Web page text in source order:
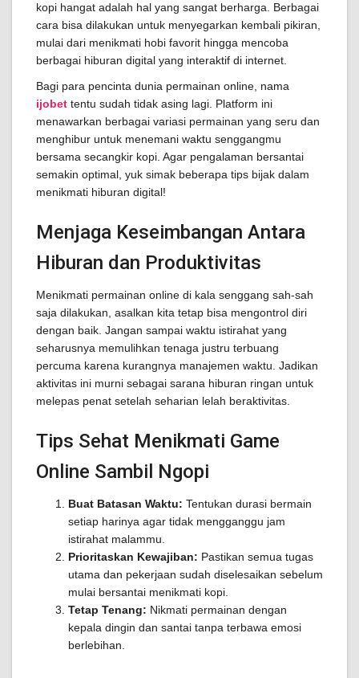
kopi hangat adalah hal yang sangat berharga. Berbagai
cara bisa dilakukan untuk menyegarkan kembali pikiran,
mulai dari menikmati hobi favorit hingga mencoba
berbagai hiburan digital yang interaktif di internet.
Bagi para pencinta dunia permainan online, nama
ijobet tentu sudah tidak asing lagi. Platform ini
menawarkan berbagai variasi permainan yang seru dan
menghibur untuk menemani waktu senggangmu
bersama secangkir kopi. Agar pengalaman bersantai
semakin optimal, yuk simak beberapa tips bijak dalam
menikmati hiburan digital!
Menjaga Keseimbangan Antara
Hiburan dan Produktivitas
Menikmati permainan online di kala senggang sah-sah
saja dilakukan, asalkan kita tetap bisa mengontrol diri
dengan baik. Jangan sampai waktu istirahat yang
seharusnya memulihkan tenaga justru terbuang
percuma karena kurangnya manajemen waktu. Jadikan
aktivitas ini murni sebagai sarana hiburan ringan untuk
melepas penat setelah seharian lelah beraktivitas.
Tips Sehat Menikmati Game
Online Sambil Ngopi
Buat Batasan Waktu: Tentukan durasi bermain
setiap harinya agar tidak mengganggu jam
istirahat malammu.
Prioritaskan Kewajiban: Pastikan semua tugas
utama dan pekerjaan sudah diselesaikan sebelum
mulai bersantai menikmati kopi.
Tetap Tenang: Nikmati permainan dengan
kepala dingin dan santai tanpa terbawa emosi
berlebihan.